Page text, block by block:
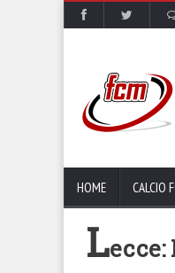
HOME CALCIO
Lecce: